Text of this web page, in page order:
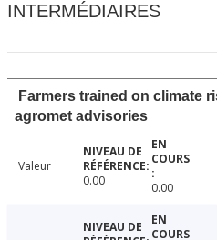
INTERMÉDIAIRES
Farmers trained on climate
agromet advisories
Valeur
0.00
0.00